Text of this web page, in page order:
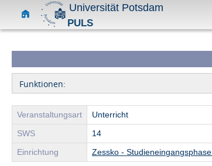
Universität Potsdam
PULS
Funktionen:
Veranstaltungsart Unterricht
SWS 14
Einrichtung Zessko - Studieneingangsphase